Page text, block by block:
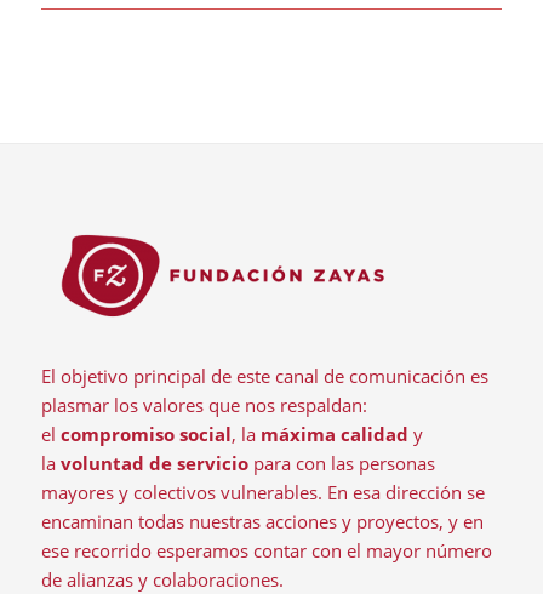
El objetivo principal de este canal de comunicación es
plasmar los valores que nos respaldan:
el compromiso social, la máxima calidad y
la voluntad de serviciopara con las personas
mayores y colectivos vulnerables. En esa dirección se
encaminan todas nuestras acciones y proyectos, y en
ese recorrido esperamos contar con el mayor número
de alianzas y colaboraciones.